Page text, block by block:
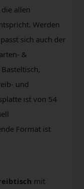
allen
Werden
sich auch der
&
und
ist von 54
Format ist
mit